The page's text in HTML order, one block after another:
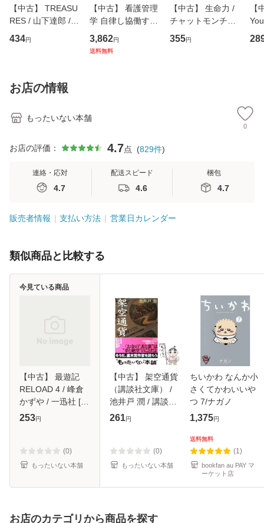
【中古】 TREASU
RES / 山下達郎 /
イーストウエス
ト・ジャパン [CD]
434円
【中古】 看護管理
学 自律し協働する
専門職の看護マネ
ジメントスキル 改
3,862円
送料無料
【中古】 生命力 /
チャットモンチー /
キューンレコード
[CD]【メール便送
355円
【
のが
お店の情報
もったいない本舗
0
お店の評価： 4.7点 (829件)
連絡・応対
4.7
配送スピード
4.6
梱包
4.7
販売者情報 支払い方法 営業日カレンダー
類似商品と比較する
【中古】 最遊記
RELOAD 4 / 峰倉
かずや / 一迅社 [コ
ミック]【メール便
253円
(0)
もったいない本舗
今見ている商品
【中古】 架空通貨
（講談社文庫） /
池井戸 潤 / 講談社
[文庫]【メール便送
261円
(0)
もったいない本舗
ちいかわ なんか小
さくてかわいいや
つ 7/ナガノ
1,375円
送料無料
(1)
bookfan au PAY マ
ーケット店
お店のカテゴリから商品を探す